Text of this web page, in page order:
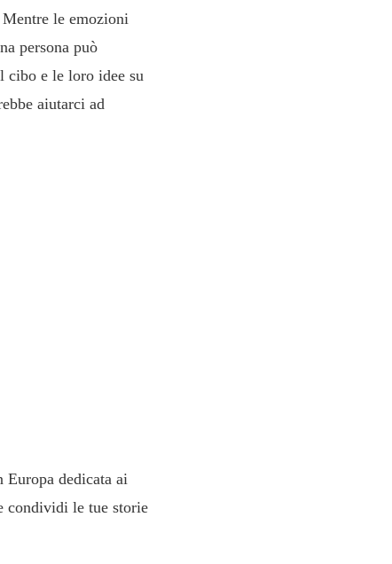
le emozioni
persona può
cibo e le loro idee su
aiutarci ad
Europa dedicata ai
condividi le tue storie